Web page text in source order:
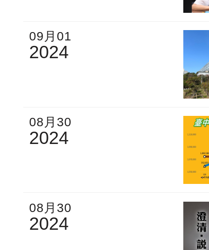
09月01
2024
08月30
2024
08月30
2024